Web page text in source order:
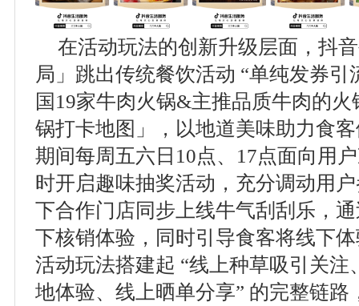
在活动玩法的创新升级层面，抖
局」跳出传统餐饮活动 “单纯发券引
国19家牛肉火锅&主推品质牛肉的
锅打卡地图」，以地道美味助力食
期间每周五六日10点、17点面向用
时开启趣味抽奖活动，充分调动用
下合作门店同步上线牛气刮刮乐，
下核销体验，同时引导食客将线下
活动玩法搭建起 “线上种草吸引关
地体验、线上晒单分享” 的完整链